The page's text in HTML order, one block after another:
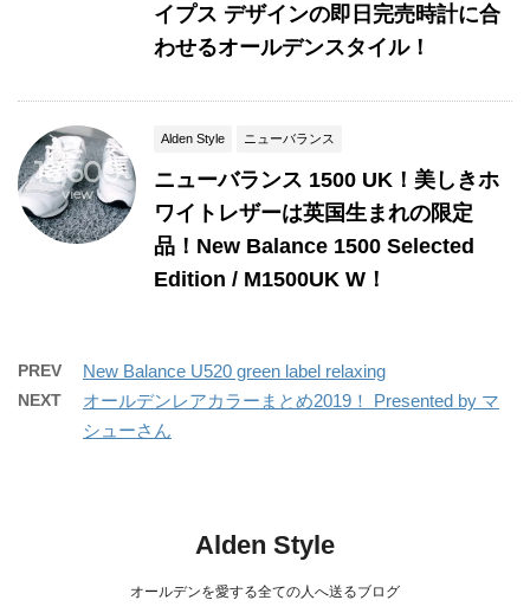
イプス デザインの即日完売時計に合
わせるオールデンスタイル！
16,600
view
Alden Style ニューバランス
ニューバランス 1500 UK！美しきホ
ワイトレザーは英国生まれの限定
品！New Balance 1500 Selected
Edition / M1500UK W！
PREV New Balance U520 green label relaxing
NEXT
オールデンレアカラーまとめ2019！ Presented by マ
シューさん
Alden Style
オールデンを愛する全ての人へ送るブログ